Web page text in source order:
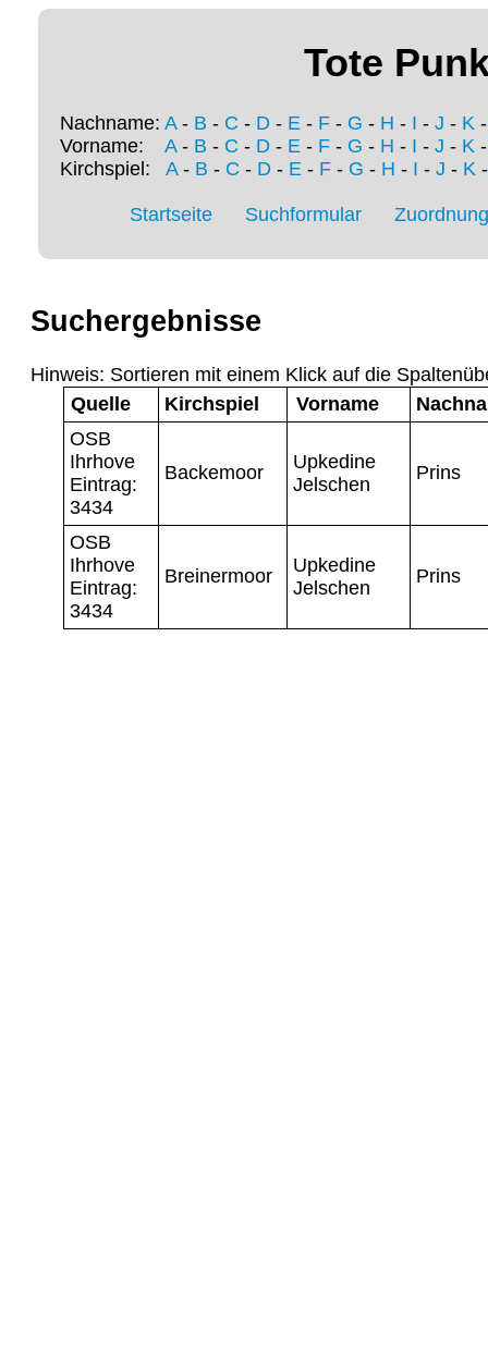
Tote
Nachname: A- B - C - D - E - F - G - H - I - J - K
Vorname: A- B - C - D - E - F - G - H - I - J - K
Kirchspiel: A- B - C - D- E- F- G - H - I - J - K
Startseite Suchformular
Suchergebnisse
Hinweis: Sortieren mit einem Klick auf die
Quelle
Kirchspiel Vorname
OSB
Ihrhove
Eintrag:
3434
Backemoor
Upkedine
Jelschen
Prins
OSB
Ihrhove
Eintrag:
3434
Breinermoor
Upkedine
Jelschen
Prins